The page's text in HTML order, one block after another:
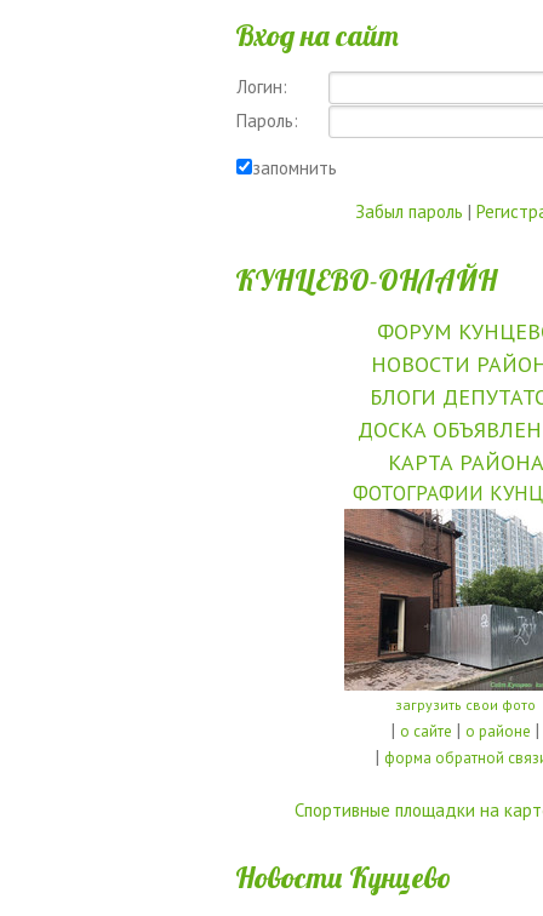
Вход на сайт
Логин:
Пароль:
запомнить
Забыл пароль |
КУНЦЕВО-ОНЛАЙН
ФОРУМ
НОВОСТИ
БЛОГИ
ДОСКА
КАРТА РАЙОНА
ФОТОГРАФИИ
загрузить свои фото
| о сайте | о районе |
| форма обратной
Спортивные площадки на
Новости Кунцево